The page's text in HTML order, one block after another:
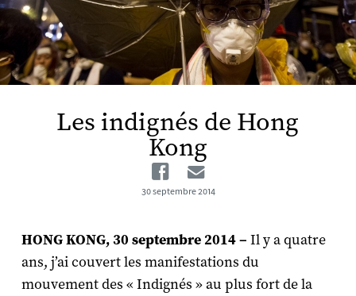
Les indignés de Hong
Kong
Facebook
30 septembre 2014
HONG KONG, 30 septembre 2014 – Il y a quatre
ans, j’ai couvert les manifestations du
mouvement des « Indignés » au plus fort de la